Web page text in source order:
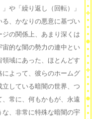
や「繰り返し（回転）」
、かなりの悪意に基づい
の関係上、あまり深くは
的な闇の勢力の連中とい
域にあった、ほとんどす
よって、彼らのホームグ
している暗闇の世界、つ
常に、何もかもが、永遠
、非常に特殊な暗闇の宇